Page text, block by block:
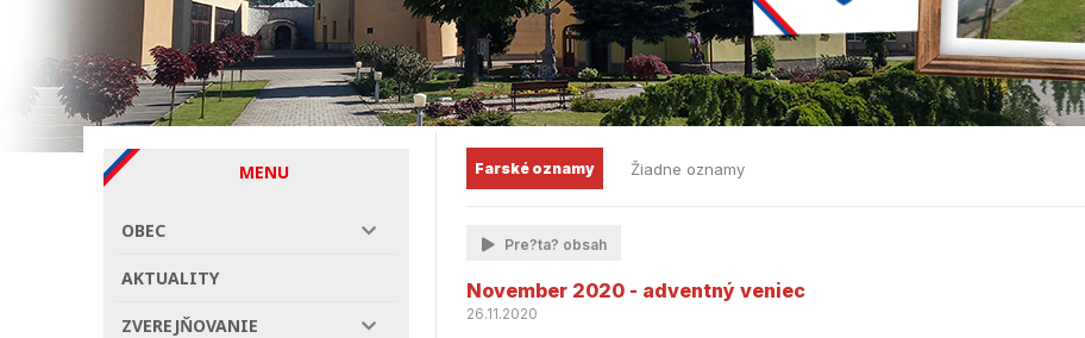
MENU
OBEC
AKTUALITY
ZVEREJŇOVANIE
Farské oznamy Žiadne oznamy
Pre?ta? obsah
November 2020 - adventný veniec
26.11.2020